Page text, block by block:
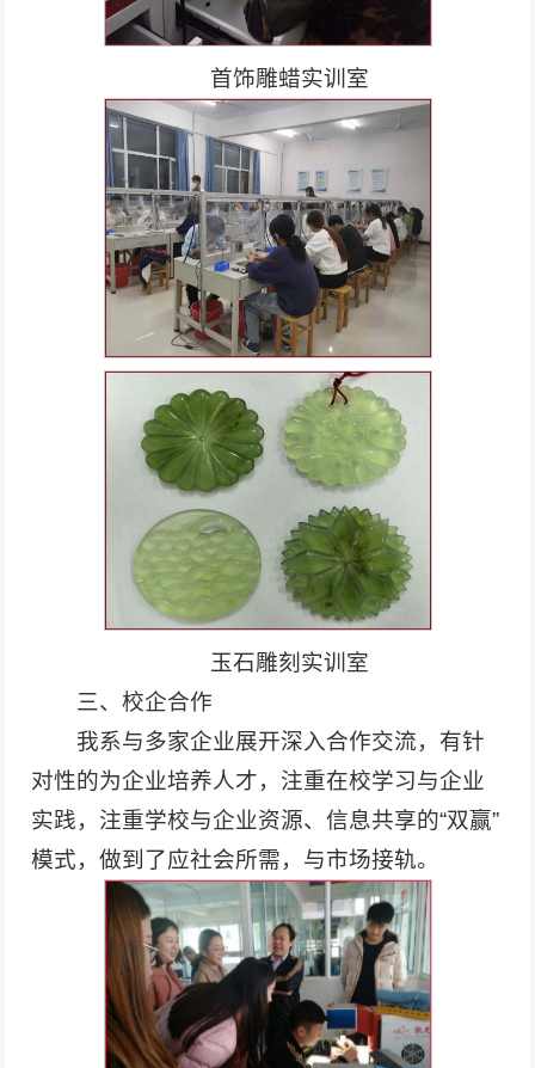
首饰雕蜡实训室
玉石雕刻实训室
三、校企合作
我系与多家企业展开深入合作交流，有针
对性的为企业培养人才，注重在校学习与企业
实践，注重学校与企业资源、信息共享的“双赢”
模式，做到了应社会所需，与市场接轨。